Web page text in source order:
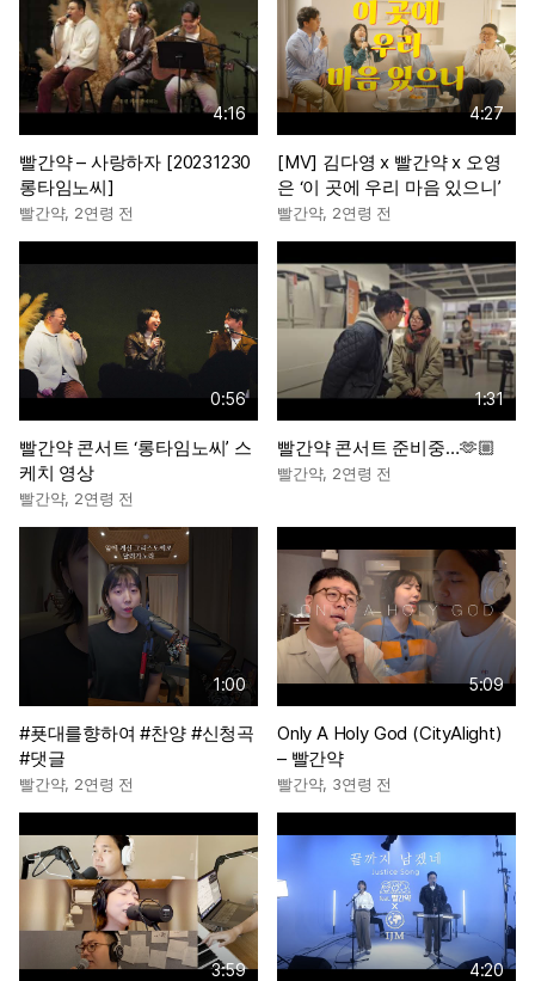
4:16
빨간약 – 사랑하자 [20231230
롱타임노씨]
빨간약, 2연령 전
4:27
[MV] 김다영 x 빨간약 x 오영
은 ‘이 곳에 우리 마음 있으니’
빨간약, 2연령 전
0:56
빨간약 콘서트 ‘롱타임노씨’ 스
케치 영상
빨간약, 2연령 전
1:31
빨간약 콘서트 준비중…🫶🏼
빨간약, 2연령 전
1:00
#푯대를향하여 #찬양 #신청곡
#댓글
빨간약, 2연령 전
5:09
Only A Holy God (CityAlight)
– 빨간약
빨간약, 3연령 전
3:59 4:20